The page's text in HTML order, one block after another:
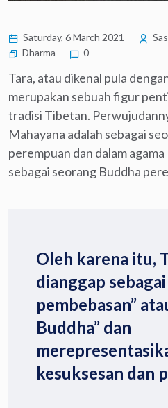
Saturday, 6 March 2021
Dharma
0
Tara, atau dikenal pula
merupakan sebuah figur
tradisi Tibetan.
Mahayana adalah sebagai
perempuan dan dalam
sebagai seorang Buddha
Oleh karena itu,
dianggap sebagai
pembebasan”
Buddha” dan
kesuksesan dan